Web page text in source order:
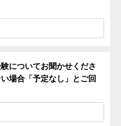
についてお聞かせくださ
場合「予定なし」とご回